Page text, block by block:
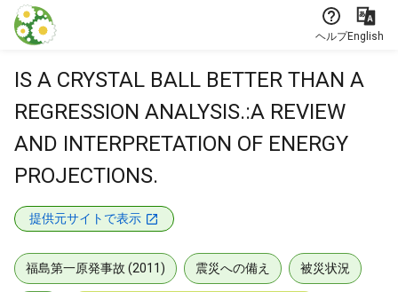
本文に飛ぶ
ヘルプEnglish
IS A CRYSTAL BALL BETTER THAN A
REGRESSION ANALYSIS.:A REVIEW
AND INTERPRETATION OF ENERGY
PROJECTIONS.
提供元サイトで表示
福島第一原発事故 (2011) 震災への備え 被災状況